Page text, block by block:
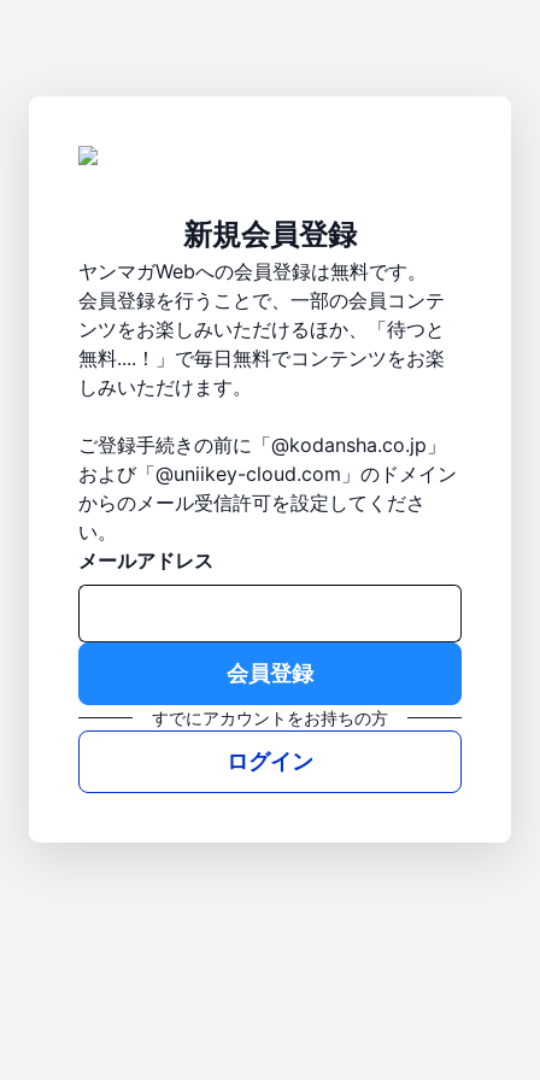
新規会員登録
ヤンマガWebへの会員登録は無料です。
会員登録を行うことで、一部の会員コンテ
ンツをお楽しみいただけるほか、「待つと
無料....！」で毎日無料でコンテンツをお楽
しみいただけます。
ご登録手続きの前に「@kodansha.co.jp」
および「@uniikey-cloud.com」のドメイン
からのメール受信許可を設定してくださ
い。
メールアドレス
すでにアカウントをお持ちの方